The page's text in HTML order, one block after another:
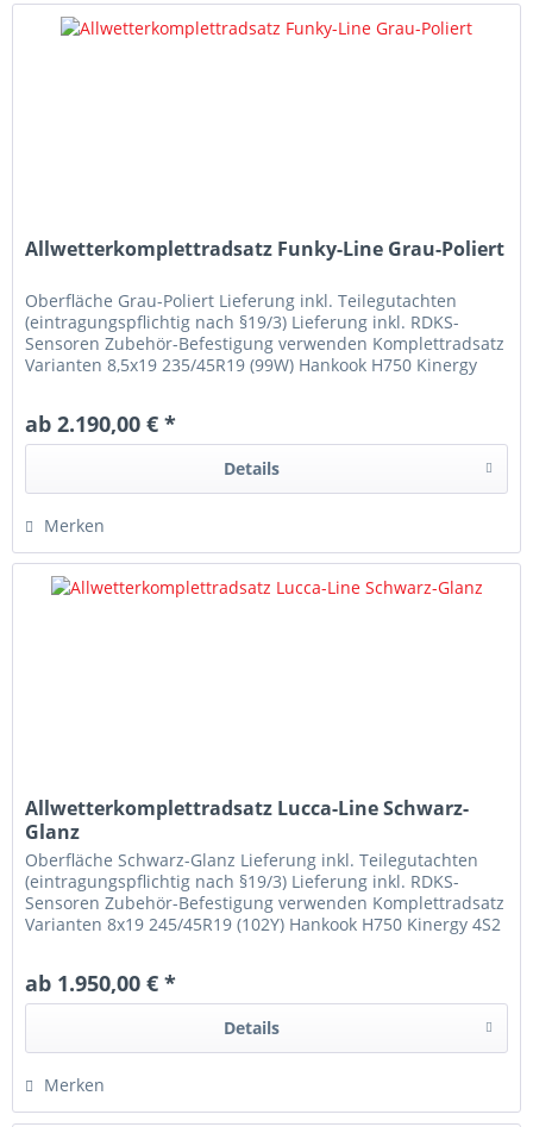
Allwetterkomplettradsatz Funky-Line Grau-Poliert
Oberfläche Grau-Poliert Lieferung inkl. Teilegutachten
(eintragungspflichtig nach §19/3) Lieferung inkl. RDKS-
Sensoren Zubehör-Befestigung verwenden Komplettradsatz
Varianten 8,5x19 235/45R19 (99W) Hankook H750 Kinergy
ab 2.190,00 € *
Details
Merken
Allwetterkomplettradsatz Lucca-Line Schwarz-
Glanz
Oberfläche Schwarz-Glanz Lieferung inkl. Teilegutachten
(eintragungspflichtig nach §19/3) Lieferung inkl. RDKS-
Sensoren Zubehör-Befestigung verwenden Komplettradsatz
Varianten 8x19 245/45R19 (102Y) Hankook H750 Kinergy 4S2
ab 1.950,00 € *
Details
Merken